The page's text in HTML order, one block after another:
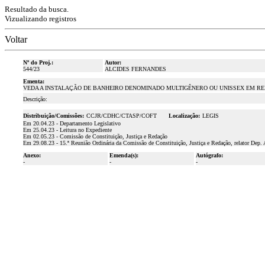
Resultado da busca.
Vizualizando registros
Voltar
Nº do Proj.:
544/23
Autor:
ALCIDES FERNANDES
Ementa:
VEDA A INSTALAÇÃO DE BANHEIRO DENOMINADO MULTIGÊNERO OU UNISSEX EM
Descrição:
Distribuição/Comissões: CCJR/CDHC/CTASP/COFT Localização: LEGIS
Em 20.04.23 - Departamento Legislativo
Em 25.04.23 - Leitura no Expediente
Em 02.05.23 - Comissão de Constituição, Justiça e Redação
Em 29.08.23 - 15.ª Reunião Ordinária da Comissão de Constituição, Justiça e Redação, relator
Anexo:
-
Emenda(s):
-
Autógrafo:
-